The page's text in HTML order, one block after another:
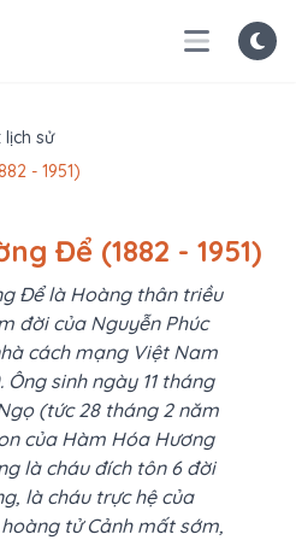
sử
- 1951)
Để (1882 - 1951)
Để là Hoàng thân triều
đời của Nguyễn Phúc
cách mạng Việt Nam
sinh ngày 11 tháng
(tức 28 tháng 2 năm
của Hàm Hóa Hương
là cháu đích tôn 6 đời
là cháu trực hệ của
tử Cảnh mất sớm,